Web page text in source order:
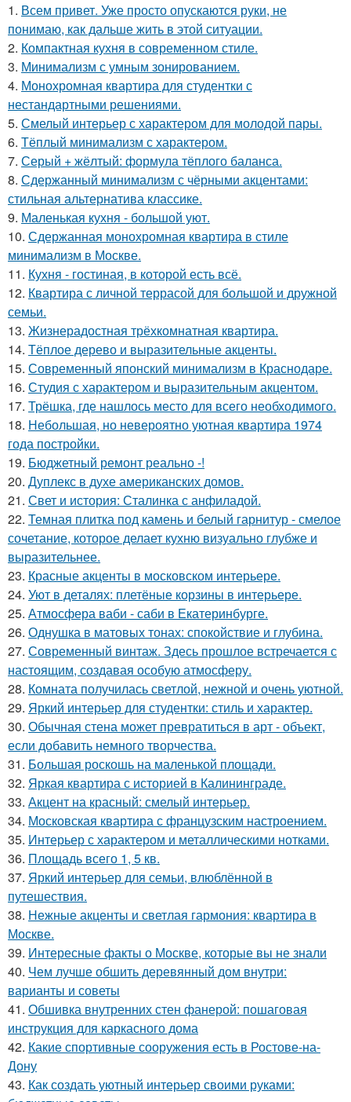
1. Всем привет. Уже просто опускаются руки, не
понимаю, как дальше жить в этой ситуации.
2. Компактная кухня в современном стиле.
3. Минимализм с умным зонированием.
4. Монохромная квартира для студентки с
нестандартными решениями.
5. Смелый интерьер с характером для молодой пары.
6. Тёплый минимализм с характером.
7. Серый + жёлтый: формула тёплого баланса.
8. Сдержанный минимализм с чёрными акцентами:
стильная альтернатива классике.
9. Маленькая кухня - большой уют.
10. Сдержанная монохромная квартира в стиле
минимализм в Москве.
11. Кухня - гостиная, в которой есть всё.
12. Квартира с личной террасой для большой и дружной
семьи.
13. Жизнерадостная трёхкомнатная квартира.
14. Тёплое дерево и выразительные акценты.
15. Современный японский минимализм в Краснодаре.
16. Студия с характером и выразительным акцентом.
17. Трёшка, где нашлось место для всего необходимого.
18. Небольшая, но невероятно уютная квартира 1974
года постройки.
19. Бюджетный ремонт реально -!
20. Дуплекс в духе американских домов.
21. Свет и история: Сталинка с анфиладой.
22. Темная плитка под камень и белый гарнитур - смелое
сочетание, которое делает кухню визуально глубже и
выразительнее.
23. Красные акценты в московском интерьере.
24. Уют в деталях: плетёные корзины в интерьере.
25. Атмосфера ваби - саби в Екатеринбурге.
26. Однушка в матовых тонах: спокойствие и глубина.
27. Современный винтаж. Здесь прошлое встречается с
настоящим, создавая особую атмосферу.
28. Комната получилась светлой, нежной и очень уютной.
29. Яркий интерьер для студентки: стиль и характер.
30. Обычная стена может превратиться в арт - объект,
если добавить немного творчества.
31. Большая роскошь на маленькой площади.
32. Яркая квартира с историей в Калининграде.
33. Акцент на красный: смелый интерьер.
34. Московская квартира с французским настроением.
35. Интерьер с характером и металлическими нотками.
36. Площадь всего 1, 5 кв.
37. Яркий интерьер для семьи, влюблённой в
путешествия.
38. Нежные акценты и светлая гармония: квартира в
Москве.
39. Интересные факты о Москве, которые вы не знали
40. Чем лучше обшить деревянный дом внутри:
варианты и советы
41. Обшивка внутренних стен фанерой: пошаговая
инструкция для каркасного дома
42. Какие спортивные сооружения есть в Ростове-на-
Дону
43. Как создать уютный интерьер своими руками: